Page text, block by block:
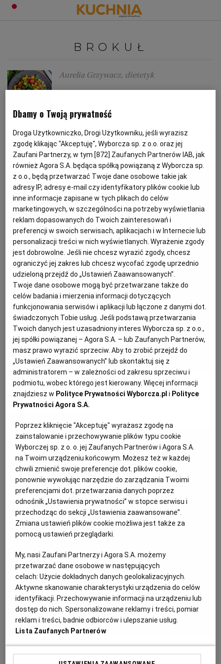
DESERY
ZUPY
CIASTA
NAPOJE
SAŁATKI
MAKARONY
DRÓB
MIĘSA
RYBY
PRZEKĄSKI
DOMOWE PRZETWORY
SOST, DIPY I INNE DODATKI
KARNAWAŁ
WIELKANOC
WALENTYNKI
DOMOWE PRZYJĘCIE
GRILL
KUCHNIA BRYTYJSKA
KUCHNIA AFRYKAŃSKA
KUCHNIA JAPOŃSKA
KUCHNIA CHIŃSKA
KUCHNIA TAJSKA
KUCHNIA GRECKA
KUCHNIA PORTUGALSKA
KUCHNIA FRANCUSKA
KUCHNIA AMERYKAŃSKA
KUCHNIA POLSKA
KUCHNIA MEKSYKAŃSKA
KUCHNIA INDYJSKA
KUCHNIA HISZPAŃSKA
PORADY
SZKOŁA GOTOWANIA
PORADY
ZAKUPY
SPRZĘT KUCHENNY
ZDROWA DIETA
DIETA
FIT PRZEPISY
WEGE
WEGAN
BEZ GLUTENU
DO POCZYTANIA
PODRÓŻE KULINARNE
HISTORIE KULINARNE
FELIETONY KULINARNE
KSIĄŻKI KULINARNE
SZEF KUCHNI
NASZE SERWISY
SERWISY LOKALNE
BIAŁYSTOK
BIELSKO-BIAŁA
BYDGOSZCZ
CZĘSTOCHOWA
ELBLĄG
GLIWICE
GORZÓW WIELKOPOLSKI
KALISZ
KIELCE
KOSZALIN
WYBORCZA.PL
MAGAZYNY
DUŻY FORMAT
WOLNA SOBOTA
ALE HISTORIA
WYBORCZA TV I VOD
TYLKO ZDROWIE
KSIĄŻKI. MAGAZYN DO CZYTANIA
SŁÓWKA. MAGAZYN O JĘZYKU
WYBORCZA CLASSIC
WYBORCZA.BIZ
WYSOKIE OBCASY
BIQDATA
JUTRONAUCI
ARCHIWUM
GAZETA.PL
TOK FM
Zaloguj się
BROKUŁ
Aurelia Grzywacz, dietetyk
MATERIAŁ PROMOCYJNY
Letnia tarta z młodymi buraczkami i serem
Grillowane szparagi z szynką dojrzewającą
Dbamy o Twoją prywatność
Droga Użytkowniczko, Drogi Użytkowniku, jeśli wyrazisz
zgodę klikając "Akceptuję", Wyborcza sp. z o.o. oraz jej
Zaufani Partnerzy, w tym [872] Zaufanych Partnerów IAB, jak
również Agora S.A. będąca spółką powiązaną z Wyborcza sp.
z o.o., będą przetwarzać Twoje dane osobowe takie jak
adresy IP, adresy e-mail czy identyfikatory plików cookie lub
inne informacje zapisane w tych plikach do celów
marketingowych, w szczególności na potrzeby wyświetlania
reklam dopasowanych do Twoich zainteresowań i
preferencji w swoich serwisach, aplikacjach i w Internecie lub
personalizacji treści w nich wyświetlanych. Wyrażenie zgody
jest dobrowolne. Jeśli nie chcesz wyrazić zgody, chcesz
ograniczyć jej zakres lub chcesz wycofać zgodę uprzednio
udzieloną przejdź do „Ustawień Zaawansowanych”.
Twoje dane osobowe mogą być przetwarzane także do
celów badania i mierzenia informacji dotyczących
funkcjonowania serwisów i aplikacji lub łączone z danymi dot.
świadczonych Tobie usług. Jeśli podstawą przetwarzania
Twoich danych jest uzasadniony interes Wyborcza sp. z o.o.,
jej spółki powiązanej – Agora S.A. – lub Zaufanych Partnerów,
masz prawo wyrazić sprzeciw. Aby to zrobić przejdź do
„Ustawień Zaawansowanych” lub skontaktuj się z
administratorem – w zależności od zakresu sprzeciwu i
podmiotu, wobec którego jest kierowany. Więcej informacji
znajdziesz w Polityce Prywatności Wyborcza.pl i Polityce
Prywatności Agora S.A.
Poprzez kliknięcie "Akceptuję" wyrażasz zgodę na
zainstalowanie i przechowywanie plików typu cookie
Wyborczej sp. z o. o. jej Zaufanych Partnerów i Agora S.A.
na Twoim urządzeniu końcowym. Możesz też w każdej
chwili zmienić swoje preferencje dot. plików cookie,
ponownie wywołując narzędzie do zarządzania Twoimi
preferencjami dot. przetwarzania danych poprzez
odnośnik „Ustawienia prywatności” w stopce serwisu i
przechodząc do sekcji „Ustawienia zaawansowane”.
Zmiana ustawień plików cookie możliwa jest także za
pomocą ustawień przeglądarki.
My, nasi Zaufani Partnerzy i Agora S.A. możemy
przetwarzać dane osobowe w następujących
celach:Użycie dokładnych danych geolokalizacyjnych.
Aktywne skanowanie charakterystyki urządzenia do celów
identyfikacji. Przechowywanie informacji na urządzeniu lub
dostęp do nich. Spersonalizowane reklamy i treści, pomiar
reklam i treści, badnie odbiorców i ulepszanie usług.
Lista Zaufanych Partnerów